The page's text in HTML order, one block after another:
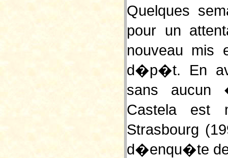
Quelques
pour un
nouveau mis
d�p�t. En
sans aucun
Castela est
Strasbourg
d�enqu�te